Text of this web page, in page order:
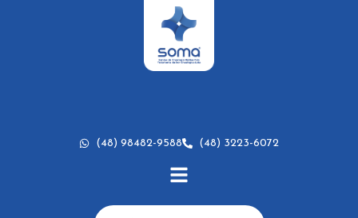
(48) 98482-9588 (48) 3223-6072